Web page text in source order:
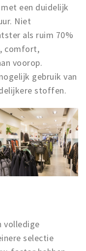
een duidelijk
Niet
als ruim 70%
comfort,
voorop.
gebruik van
stoffen.
volledige
selectie